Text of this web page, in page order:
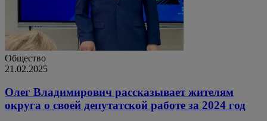
Общество
21.02.2025
Олег Владимирович рассказывает жителям
округа о своей депутатской работе за 2024 год